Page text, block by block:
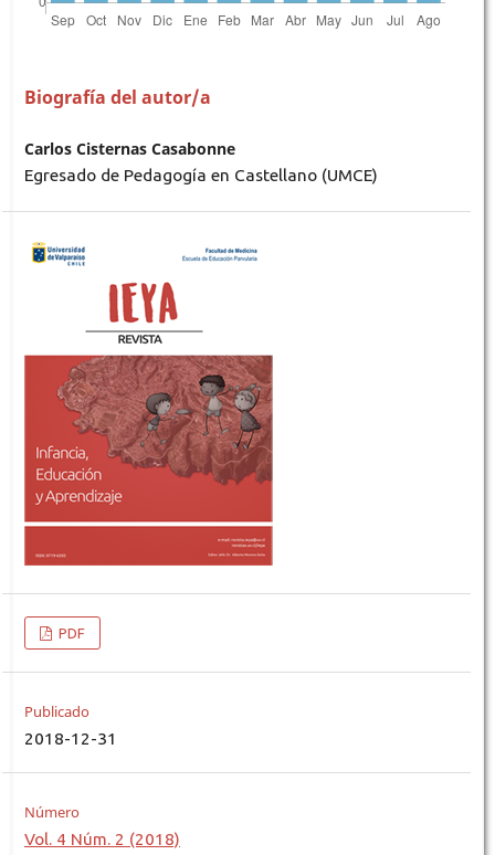
Biografía del autor/a
Carlos Cisternas Casabonne
Egresado de Pedagogía en Castellano (UMCE)
PDF
Publicado
2018-12-31
Número
Vol. 4 Núm. 2 (2018)